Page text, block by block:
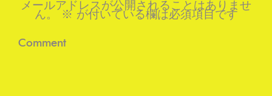
メールアドレスが公開されることはありませ
ん。 ※ が付いている欄は必須項目です
Comment